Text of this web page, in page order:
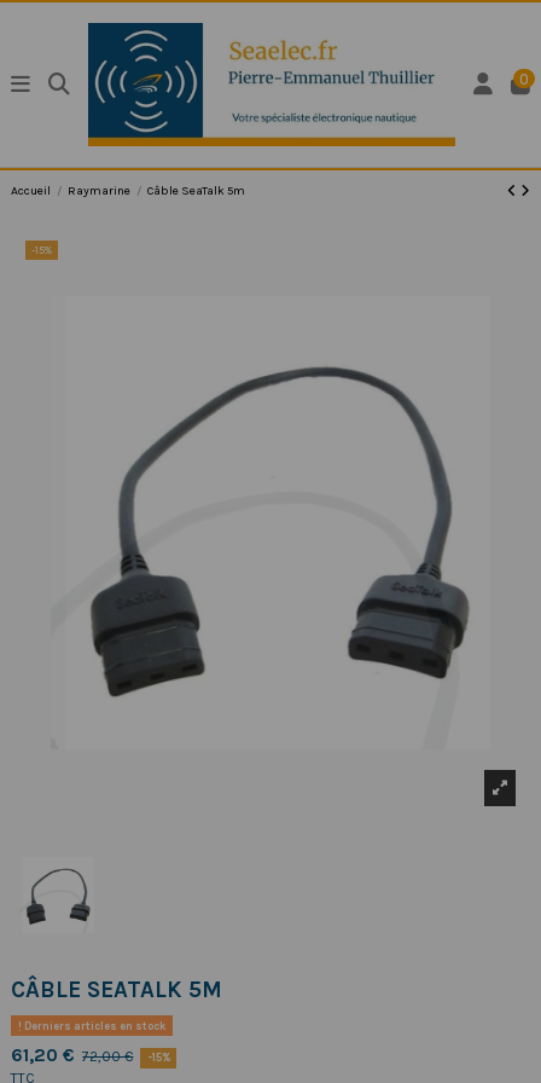
0
Accueil Raymarine Câble SeaTalk 5m
-15%
CÂBLE SEATALK 5M
Derniers articles en stock
61,20 € 72,00 € -15%
TTC